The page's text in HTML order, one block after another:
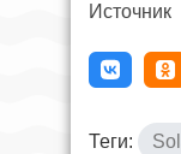
Источник
Теги: